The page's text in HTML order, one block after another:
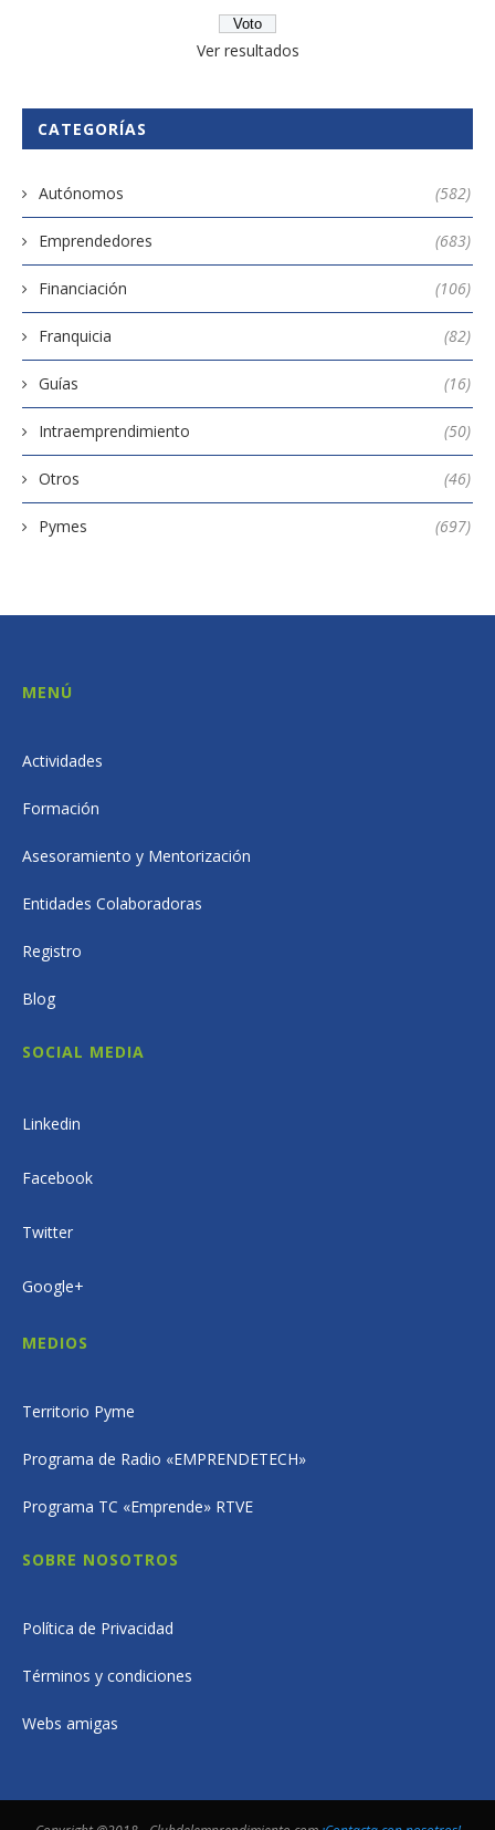
Ver resultados
CATEGORÍAS
Autónomos (582)
Emprendedores (683)
Financiación (106)
Franquicia (82)
Guías (16)
Intraemprendimiento (50)
Otros (46)
Pymes (697)
MENÚ
Actividades
Formación
Asesoramiento y Mentorización
Entidades Colaboradoras
Registro
Blog
SOCIAL MEDIA
Linkedin
Facebook
Twitter
Google+
MEDIOS
Territorio Pyme
Programa de Radio «EMPRENDETECH»
Programa TC «Emprende» RTVE
SOBRE NOSOTROS
Política de Privacidad
Términos y condiciones
Webs amigas